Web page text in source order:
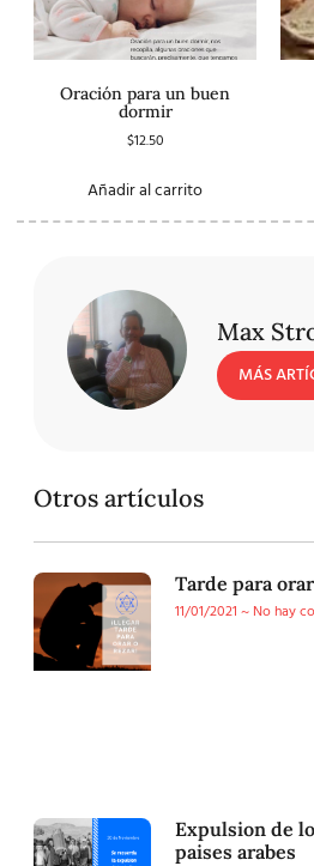
Oración para un buen
dormir
$12.50
Añadir al carrito
Max
MÁS
Otros artículos
Tarde para
11/01/2021
No hay
Expulsion de
paises arabes